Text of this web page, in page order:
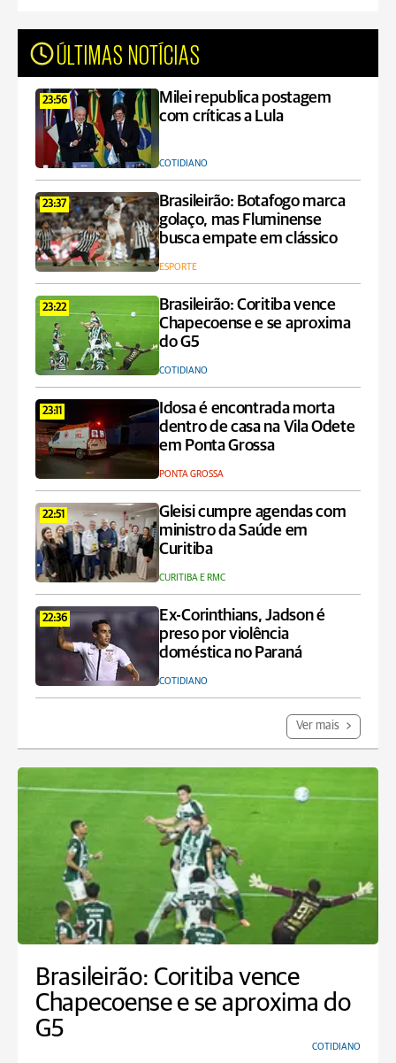
ÚLTIMAS NOTÍCIAS
23:56
Milei republica postagem
com críticas a Lula
COTIDIANO
23:37
Brasileirão: Botafogo marca
golaço, mas Fluminense
busca empate em clássico
ESPORTE
23:22
Brasileirão: Coritiba vence
Chapecoense e se aproxima
do G5
COTIDIANO
23:11
Idosa é encontrada morta
dentro de casa na Vila Odete
em Ponta Grossa
PONTA GROSSA
22:51
Gleisi cumpre agendas com
ministro da Saúde em
Curitiba
CURITIBA E RMC
22:36
Ex-Corinthians, Jadson é
preso por violência
doméstica no Paraná
COTIDIANO
Ver mais
Brasileirão: Coritiba vence
Chapecoense e se aproxima do
G5
COTIDIANO